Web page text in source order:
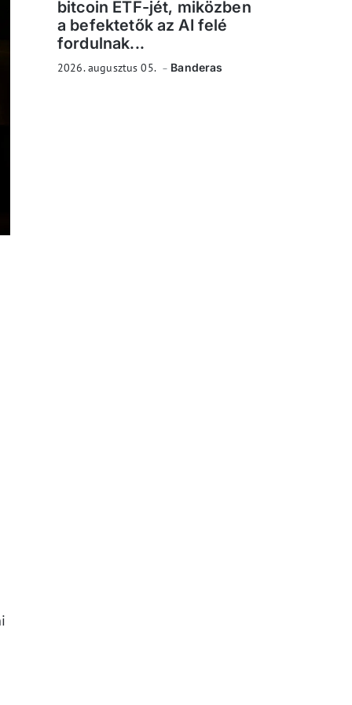
bitcoin ETF-jét, miközben
a befektetők az AI felé
fordulnak...
2026. augusztus 05. Banderas